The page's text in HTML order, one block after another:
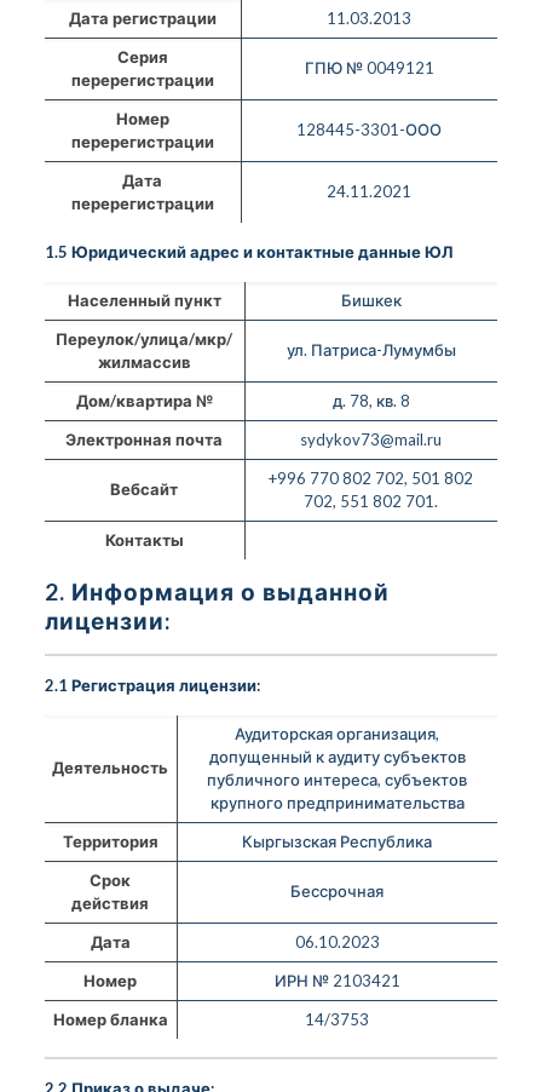
Дата регистрации
11.03.2013
Серия
перерегистрации
ГПЮ № 0049121
Номер
перерегистрации
128445-3301-ООО
Дата
перерегистрации
24.11.2021
1.5 Юридический адрес и контактные данные ЮЛ
Населенный пункт
Бишкек
Переулок/улица/мкр/
жилмассив
ул. Патриса-Лумумбы
Дом/квартира №
д. 78, кв. 8
Электронная почта
sydykov73@mail.ru
Вебсайт
+996 770 802 702, 501 802
702, 551 802 701.
Контакты
2. Информация о выданной
лицензии:
2.1 Регистрация лицензии:
Деятельность
Аудиторская организация,
допущенный к аудиту субъектов
публичного интереса, субъектов
крупного предпринимательства
Территория
Кыргызская Республика
Срок
действия
Бессрочная
Дата
06.10.2023
Номер
ИРН № 2103421
Номер бланка
14/3753
2.2 Приказ о выдаче: